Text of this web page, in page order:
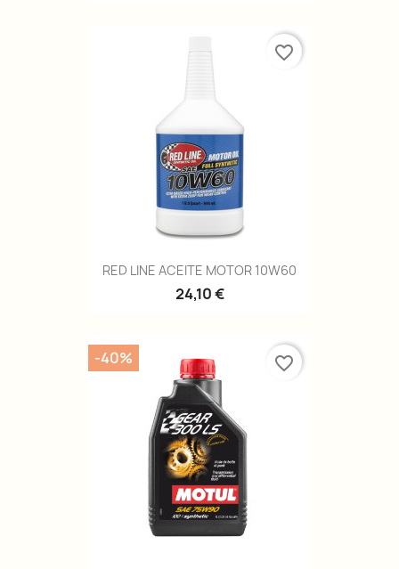
RED LINE ACEITE MOTOR 10W60
24,10 €
favorite_border
-40% favorite_border